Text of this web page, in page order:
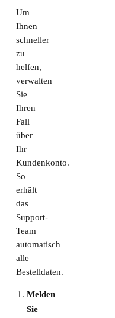
Um
Ihnen
schneller
zu
helfen,
verwalten
Sie
Ihren
Fall
über
Ihr
Kundenkonto.
So
erhält
das
Support-
Team
automatisch
alle
Bestelldaten.
Melden
Sie